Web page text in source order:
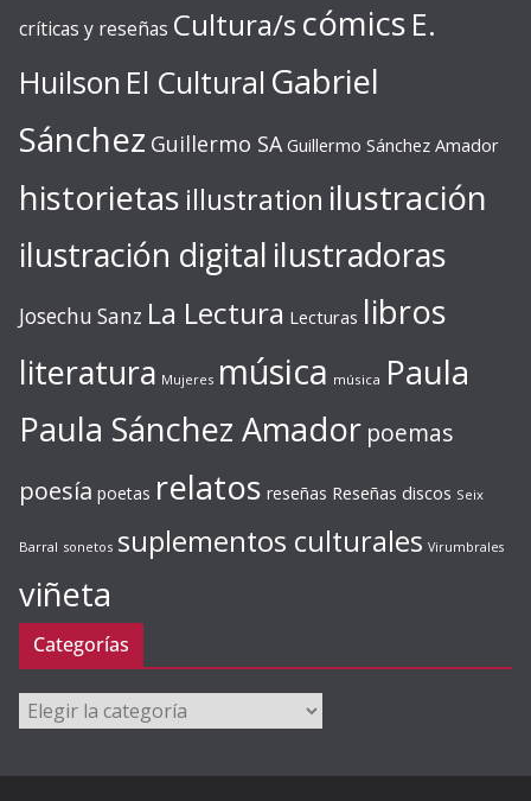
críticas y reseñas Cultura/s cómics E.
Huilson El Cultural Gabriel
Sánchez Guillermo SA Guillermo Sánchez Amador
historietas illustration ilustración
ilustración digital ilustradoras
Josechu Sanz La Lectura Lecturas libros
literatura Mujeres música música Paula
Paula Sánchez Amador poemas
poesía poetas relatos reseñas Reseñas discos Seix
Barral sonetos suplementos culturales Virumbrales
viñeta
Categorías
Categorías